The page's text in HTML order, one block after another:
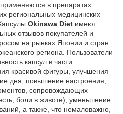
в препаратах
региональных медицинских
Okinawa Diet имеют
отзывов покупателей и
на рынках Японии и стран
региона. Пользователи
капсул в части
красивой фигуры, улучшения
дня, повышение настроения,
сопровождающих
боли в животе), уменьшение
а также, что немаловажно,